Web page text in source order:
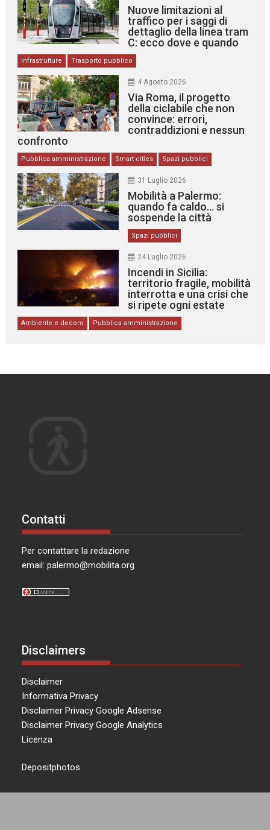
Nuove limitazioni al
traffico per i saggi di
dettaglio della linea tram
C: ecco dove e quando
Infrastrutture Trasporto pubblico
4 Agosto 2026
Via Roma, il progetto
della ciclabile che non
convince: errori,
contraddizioni e nessun
confronto
Pubblica amministrazione Smart cities Spazi pubblici
31 Luglio 2026
Mobilità a Palermo:
quando fa caldo… si
sospende la città
Spazi pubblici
24 Luglio 2026
Incendi in Sicilia:
territorio fragile, mobilità
interrotta e una crisi che
si ripete ogni estate
Ambiente e decoro Pubblica amministrazione
Contatti
Per contattare la redazione
email:palermo@mobilita.org
Disclaimers
Disclaimer
Informativa Privacy
Disclaimer Privacy Google Adsense
Disclaimer Privacy Google Analytics
Licenza
Depositphotos